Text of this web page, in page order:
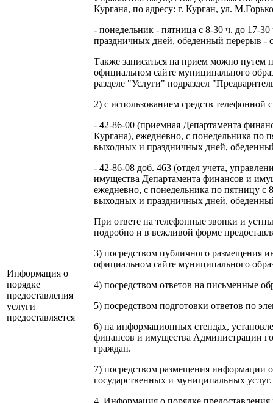
Информация о
порядке
предоставления
услуги
предоставляется
Кургана, по адресу: г. Курган, ул.
- понедельник - пятница с 8-30 ч. до 17-
праздничных дней, обеденный перерыв -
Также записаться на прием можно путем
официальном сайте муниципального
разделе "Услуги" подраздел
2) с использованием средств телефонной
- 42-86-00 (приемная Департамента
Кургана), ежедневно, с понедельника по
выходных и праздничных дней,
- 42-86-08 доб. 463 (отдел учета,
имущества Департамента финансов и
ежедневно, с понедельника по пятницу с
выходных и праздничных дней,
При ответе на телефонные звонки и
подробно и в вежливой форме
3) посредством публичного размещения
официальном сайте муниципального
4) посредством ответов на письменные
5) посредством подготовки ответов по
6) на информационных стендах,
финансов и имущества Администрации
граждан.
7) посредством размещения информации
государственных и муниципальных услуг.
4. Информация о порядке